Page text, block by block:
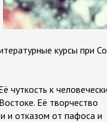
курсы при
чуткость к
Её творчество
и отказом от пафоса и